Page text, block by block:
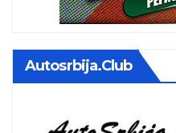
Autosrbija.club